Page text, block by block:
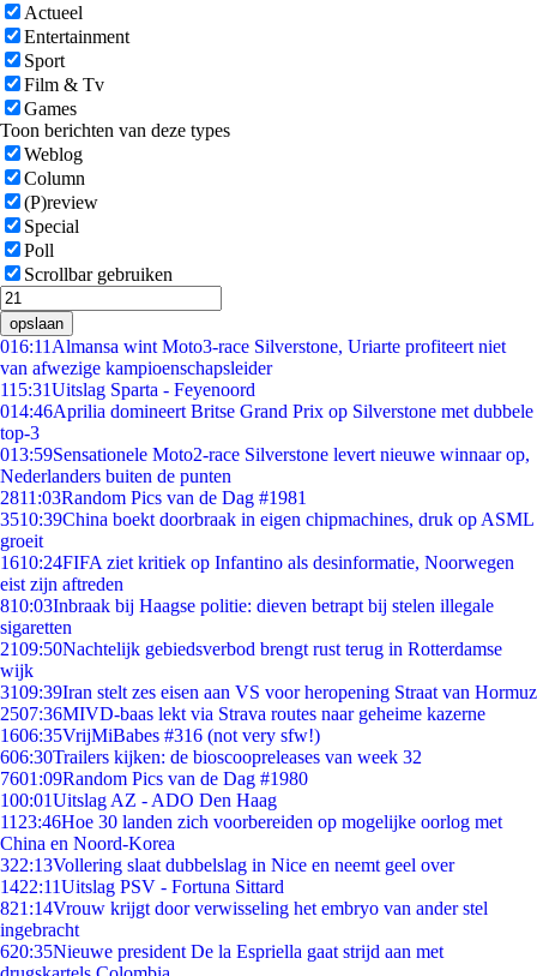
Actueel
Entertainment
Sport
Film & Tv
Games
Toon berichten van deze types
Weblog
Column
(P)review
Special
Poll
Scrollbar gebruiken
opslaan
016:11 Almansa wint Moto3-race Silverstone, Uriarte profiteert niet
van afwezige kampioenschapsleider
115:31Uitslag Sparta - Feyenoord
014:46Aprilia domineert Britse Grand Prix op Silverstone met dubbele
top-3
013:59Sensationele Moto2-race Silverstone levert nieuwe winnaar op,
Nederlanders buiten de punten
2811:03Random Pics van de Dag #1981
3510:39China boekt doorbraak in eigen chipmachines, druk op ASML
groeit
1610:24FIFA ziet kritiek op Infantino als desinformatie, Noorwegen
eist zijn aftreden
810:03Inbraak bij Haagse politie: dieven betrapt bij stelen illegale
sigaretten
2109:50Nachtelijk gebiedsverbod brengt rust terug in Rotterdamse
wijk
3109:39Iran stelt zes eisen aan VS voor heropening Straat van Hormuz
2507:36MIVD-baas lekt via Strava routes naar geheime kazerne
1606:35VrijMiBabes #316 (not very sfw!)
606:30Trailers kijken: de bioscoopreleases van week 32
7601:09Random Pics van de Dag #1980
100:01Uitslag AZ - ADO Den Haag
11 23:46Hoe 30 landen zich voorbereiden op mogelijke oorlog met
China en Noord-Korea
322:13Vollering slaat dubbelslag in Nice en neemt geel over
1422:11Uitslag PSV - Fortuna Sittard
821:14Vrouw krijgt door verwisseling het embryo van ander stel
ingebracht
620:35Nieuwe president De la Espriella gaat strijd aan met